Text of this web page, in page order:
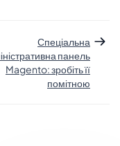
Спеціальна
панель
Magento: зробіть її
помітною